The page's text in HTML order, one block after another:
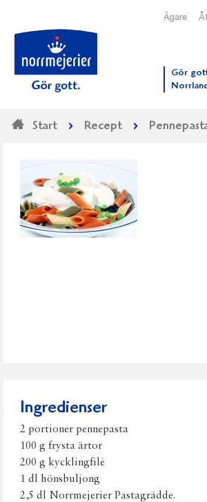
Ägare
Gör
Start Recept
Ingredienser
2 portioner pennepasta
100 g frysta ärtor
200 g kycklingfilé
1 dl hönsbuljong
2,5 dl Norrmejerier Pastagrädde.